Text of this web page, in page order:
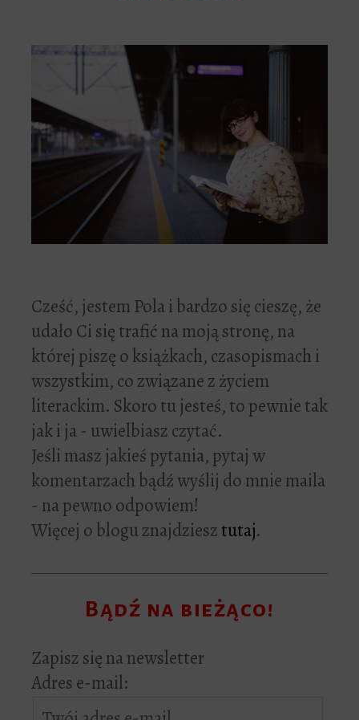
Cześć, jestem Pola i bardzo się cieszę, że
udało Ci się trafić na moją stronę, na
której piszę o książkach, czasopismach i
wszystkim, co związane z życiem
literackim. Skoro tu jesteś, to pewnie tak
jak i ja - uwielbiasz czytać.
Jeśli masz jakieś pytania, pytaj w
komentarzach bądź wyślij do mnie maila
- na pewno odpowiem!
Więcej o blogu znajdziesztutaj.
Bądź na bieżąco!
Zapisz się na newsletter
Adres e-mail: